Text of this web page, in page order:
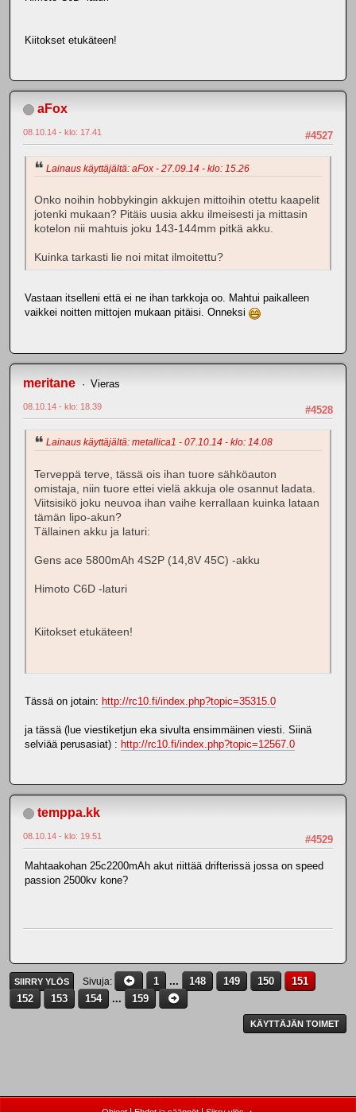
Kiitokset etukäteen!
aFox
#4527
08.10.14 - klo: 17.41
Lainaus käyttäjältä: aFox - 27.09.14 - klo: 15.26
Onko noihin hobbykingin akkujen mittoihin otettu kaapelit
jotenki mukaan? Pitäis uusia akku ilmeisesti ja mittasin
kotelon nii mahtuis joku 143-144mm pitkä akku.
Kuinka tarkasti lie noi mitat ilmoitettu?
Vastaan itselleni että ei ne ihan tarkkoja oo. Mahtui paikalleen
vaikkei noitten mittojen mukaan pitäisi. Onneksi
meritane Vieras
#4528
08.10.14 - klo: 18.39
Lainaus käyttäjältä: metallica1 - 07.10.14 - klo: 14.08
Terveppä terve, tässä ois ihan tuore sähköauton
omistaja, niin tuore ettei vielä akkuja ole osannut ladata.
Viitsisikö joku neuvoa ihan vaihe kerrallaan kuinka lataan
tämän lipo-akun?
Tällainen akku ja laturi:
Gens ace 5800mAh 4S2P (14,8V 45C) -akku
Himoto C6D -laturi
Kiitokset etukäteen!
Tässä on jotain: http://rc10.fi/index.php?topic=35315.0
ja tässä (lue viestiketjun eka sivulta ensimmäinen viesti. Siinä
selviää perusasiat) : http://rc10.fi/index.php?topic=12567.0
temppa.kk
#4529
08.10.14 - klo: 19.51
Mahtaakohan 25c2200mAh akut riittää drifterissä jossa on speed
passion 2500kv kone?
SIIRRY YLÖS Sivuja 1 ... 148 149 150
151
152
153 154 ... 159
KÄYTTÄJÄN TOIMET